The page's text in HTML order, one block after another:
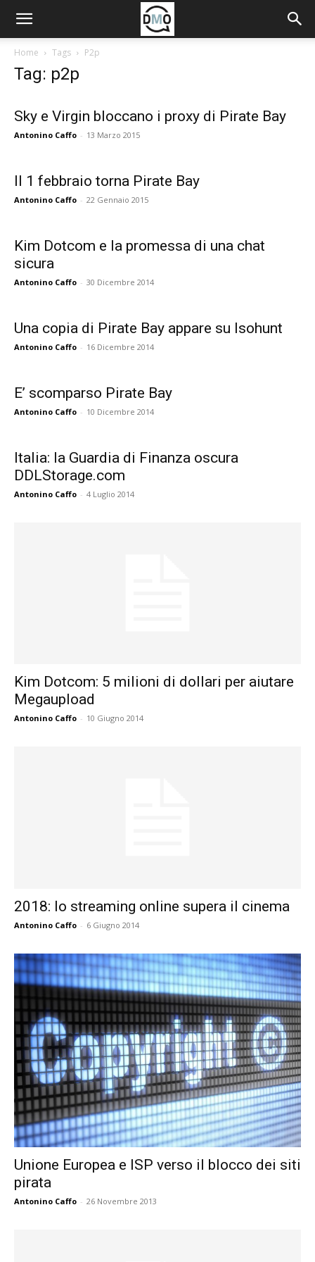
Home Tags P2p
Tag: p2p
Sky e Virgin bloccano i proxy di Pirate Bay
Antonino Caffo - 13 Marzo 2015
Il 1 febbraio torna Pirate Bay
Antonino Caffo - 22 Gennaio 2015
Kim Dotcom e la promessa di una chat
sicura
Antonino Caffo - 30 Dicembre 2014
Una copia di Pirate Bay appare su Isohunt
Antonino Caffo - 16 Dicembre 2014
E’ scomparso Pirate Bay
Antonino Caffo - 10 Dicembre 2014
Italia: la Guardia di Finanza oscura
DDLStorage.com
Antonino Caffo - 4 Luglio 2014
Kim Dotcom: 5 milioni di dollari per aiutare
Megaupload
Antonino Caffo - 10 Giugno 2014
2018: lo streaming online supera il cinema
Antonino Caffo - 6 Giugno 2014
Unione Europea e ISP verso il blocco dei siti
pirata
Antonino Caffo - 26 Novembre 2013